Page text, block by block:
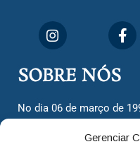
Gerenciar
SOBRE NÓS
No dia 06 de março de
cidadãos valinhenses, já